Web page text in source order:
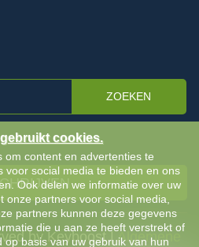
ZOEKEN
by Keyboost |Algemene
gebruikt cookies.
om content en advertenties te
voor social media te bieden en ons
Ook delen we informatie over uw
onze partners voor social media,
partners kunnen deze gegevens
die u aan ze heeft verstrekt of
op basis van uw gebruik van hun